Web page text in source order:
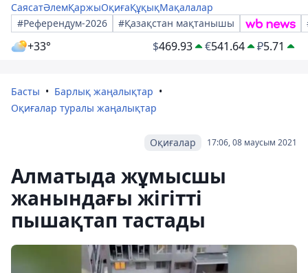
СаясатӘлемҚаржыОқиғаҚұқықМақалалар
#Референдум-2026
#Қазақстан мақтанышы
+33° $469.93 €541.64 ₽5.71
Басты
Барлық жаңалықтар
Оқиғалар туралы жаңалықтар
17:06, 08 маусым 2021
Оқиғалар
Алматыда жұмысшы
жанындағы жігітті
пышақтап тастады